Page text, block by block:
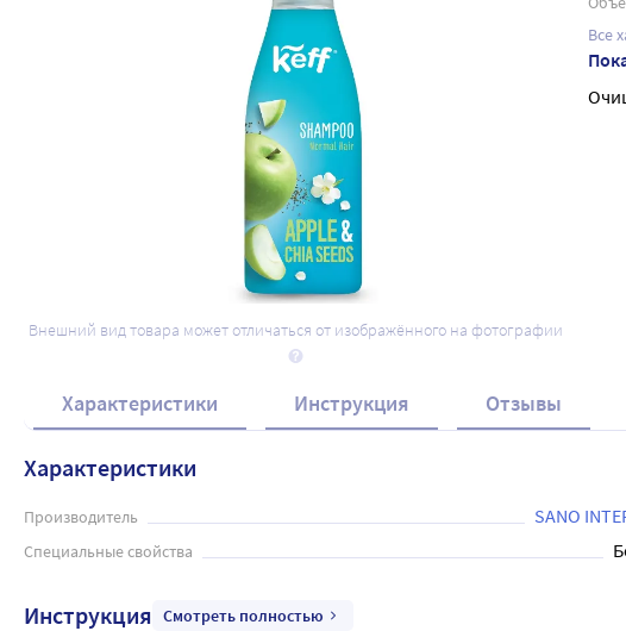
Внешний вид товара может отличаться от изображённого на фотографии
Все
Характеристики Инструкция Отзывы
Характеристики
Производитель SANO
Специальные свойства
Инструкция Смотреть полностью